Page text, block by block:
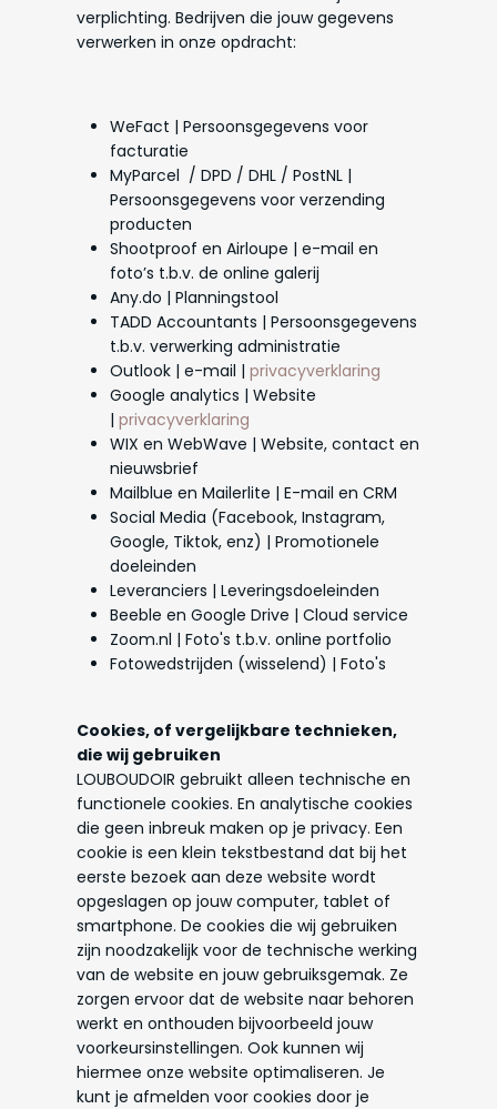
verplichting. Bedrijven die jouw gegevens
verwerken in onze opdracht:
WeFact | Persoonsgegevens voor
facturatie
MyParcel / DPD / DHL / PostNL |
Persoonsgegevens voor verzending
producten
Shootproof en Airloupe | e-mail en
foto’s t.b.v. de online galerij
Any.do | Planningstool
TADD Accountants | Persoonsgegevens
t.b.v. verwerking administratie
Outlook | e-mail | privacyverklaring
Google analytics | Website
| privacyverklaring
WIX en WebWave | Website, contact en
nieuwsbrief
Mailblue en Mailerlite | E-mail en CRM
Social Media (Facebook, Instagram,
Google, Tiktok, enz) | Promotionele
doeleinden
Leveranciers | Leveringsdoeleinden
Beeble en Google Drive | Cloud service
Zoom.nl | Foto's t.b.v. online portfolio
Fotowedstrijden (wisselend) | Foto's
Cookies, of vergelijkbare technieken,
die wij gebruiken
LOUBOUDOIR gebruikt alleen technische en
functionele cookies. En analytische cookies
die geen inbreuk maken op je privacy. Een
cookie is een klein tekstbestand dat bij het
eerste bezoek aan deze website wordt
opgeslagen op jouw computer, tablet of
smartphone. De cookies die wij gebruiken
zijn noodzakelijk voor de technische werking
van de website en jouw gebruiksgemak. Ze
zorgen ervoor dat de website naar behoren
werkt en onthouden bijvoorbeeld jouw
voorkeursinstellingen. Ook kunnen wij
hiermee onze website optimaliseren. Je
kunt je afmelden voor cookies door je